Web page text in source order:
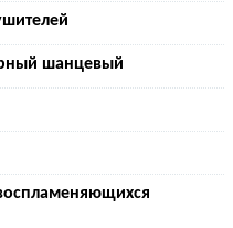
шанцевый